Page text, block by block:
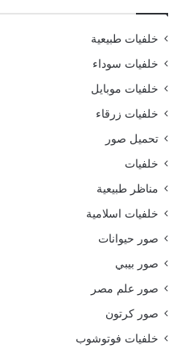
خلفيات طبيعية
خلفيات سوداء
خلفيات موبايل
خلفيات زرقاء
تحميل صور
خلفيات
مناظر طبيعية
خلفيات اسلامية
صور حيوانات
صور بيبي
صور علم مصر
صور كرتون
خلفيات فوتوشوب